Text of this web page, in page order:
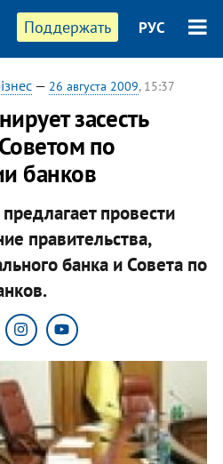
Поддержать РУС
— 26 августа 2009, 15:37
засесть
по
банков
провести
правительства,
банка и Совета по